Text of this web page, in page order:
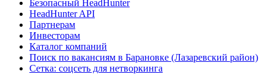
Безопасный HeadHunter
HeadHunter API
Партнерам
Инвесторам
Каталог компаний
Поиск по вакансиям в Барановке (Лазаревский район)
Сетка: соцсеть для нетворкинга